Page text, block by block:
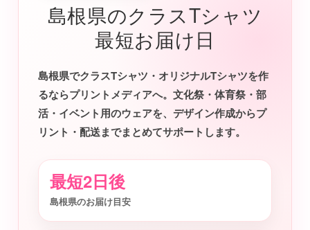
島根県のクラスTシャツ
最短お届け日
島根県でクラスTシャツ・オリジナルTシャツを作
るならプリントメディアへ。文化祭・体育祭・部
活・イベント用のウェアを、デザイン作成からプ
リント・配送までまとめてサポートします。
最短2日後
島根県のお届け目安